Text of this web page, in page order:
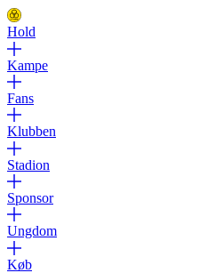
Hold
Kampe
Fans
Klubben
Stadion
Sponsor
Ungdom
Køb